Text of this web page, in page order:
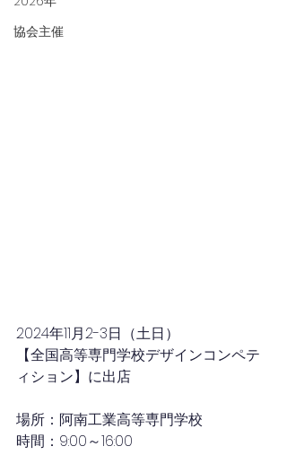
協会主催
2024年11月2-3日（土日）
【全国高等専門学校デザインコンペテ
ィション】に出店
場所：阿南工業高等専門学校
時間：9:00～16:00